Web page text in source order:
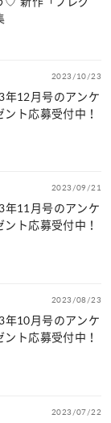
2023/10/23
年12月号のアンケ
ト応募受付中！
2023/09/21
年11月号のアンケ
ト応募受付中！
2023/08/23
年10月号のアンケ
ト応募受付中！
2023/07/22